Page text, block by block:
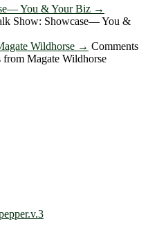
You & Your Biz →
Show: Showcase― You &
Wildhorse → Comments
Magate Wildhorse